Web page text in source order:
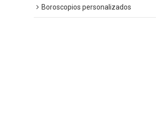
Boroscopios personalizados